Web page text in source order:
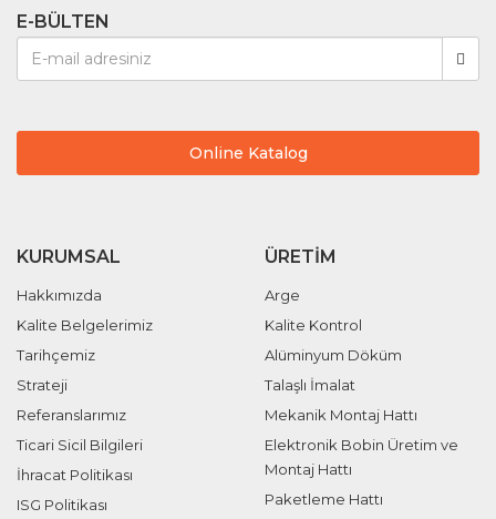
E-BÜLTEN
Online Katalog
KURUMSAL
Hakkımızda
Kalite Belgelerimiz
Tarihçemiz
Strateji
Referanslarımız
Ticari Sicil Bilgileri
İhracat Politikası
ISG Politikası
ÜRETIM
Arge
Kalite Kontrol
Alüminyum Döküm
Talaşlı İmalat
Mekanik Montaj Hattı
Elektronik Bobin Üretim ve
Montaj Hattı
Paketleme Hattı